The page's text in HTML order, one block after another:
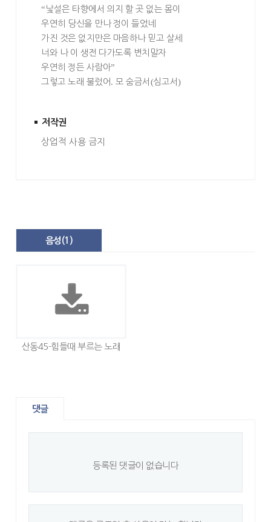
“ 낯설은 타향에서 의지 할 곳 없는 몸이
우연히 당신을 만나 정이 들었네
가진 것은 없지만은 마음하나 믿고 살세
너와 나 이 생전 다가도록 변치말자
우연히 정든 사람아”
그렇고 노래 불렀어 .모 숨금서 (심고서)
저작권
상업적 사용 금지
음성(1 )
산동45-힘들때 부르는 노래
댓글
등록된 댓글이 없습니다